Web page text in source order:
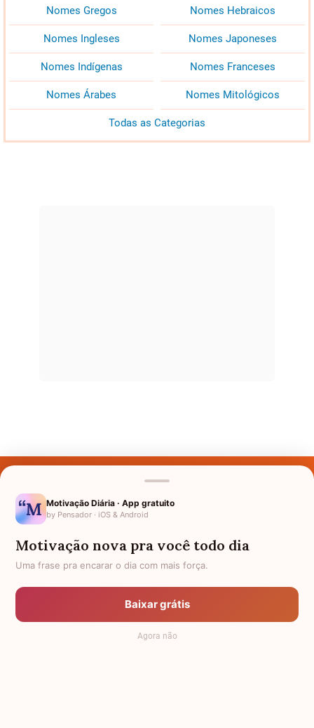
Nomes Gregos Nomes Hebraicos
Nomes Ingleses Nomes Japoneses
Nomes Indígenas Nomes Franceses
Nomes Árabes Nomes Mitológicos
Todas as Categorias
Nomes pelo Mundo
Política de Privacidade
Anuncie
Termos de Uso
Motivação Diária · App gratuito
by Pensador · iOS & Android
Motivação nova pra você todo dia
Uma frase pra encarar o dia com mais força.
Baixar grátis
Agora não